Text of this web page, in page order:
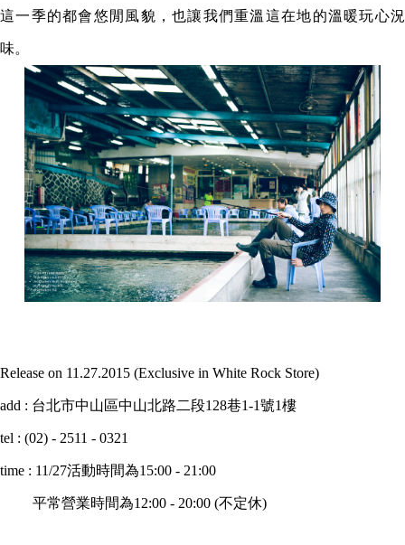
這一季的都會悠閒風貌，也讓我們重溫這在地的溫暖玩心況
味。
Release on 11.27.2015 (Exclusive in White Rock Store)
add : 台北市中山區中山北路二段128巷1-1號1樓
tel : (02) - 2511 - 0321
time : 11/27活動時間為15:00 - 21:00
平常營業時間為12:00 - 20:00 (不定休)